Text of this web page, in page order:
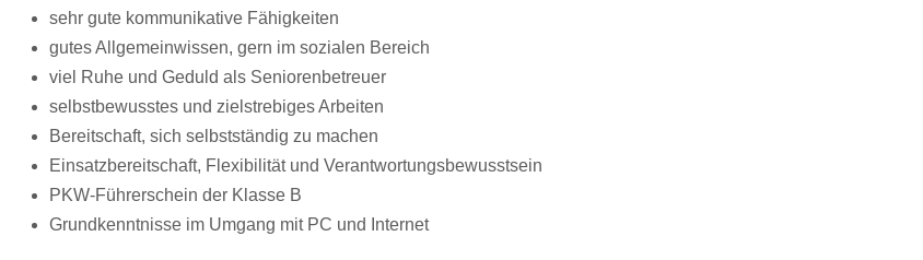
sehr gute kommunikative Fähigkeiten
gutes Allgemeinwissen, gern im sozialen Bereich
viel Ruhe und Geduld als Seniorenbetreuer
selbstbewusstes und zielstrebiges Arbeiten
Bereitschaft, sich selbstständig zu machen
Einsatzbereitschaft, Flexibilität und Verantwortungsbewusstsein
PKW-Führerschein der Klasse B
Grundkenntnisse im Umgang mit PC und Internet